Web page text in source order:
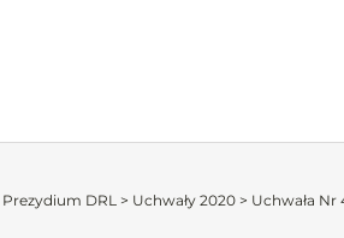
Prezydium DRL > Uchwały 2020 > Uchwała Nr